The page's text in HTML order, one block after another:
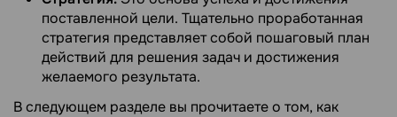
поставленной цели. Тщательно проработанная
стратегия представляет собой пошаговый план
действий для решения задач и достижения
желаемого результата.
В следующем разделе вы прочитаете о том, как